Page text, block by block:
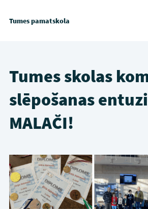
Tumes pamatskola
Tumes skolas
slēpošanas
MALAČI!